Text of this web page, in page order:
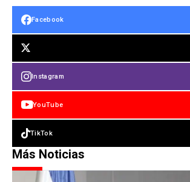
Facebook
Instagram
YouTube
TikTok
Más Noticias